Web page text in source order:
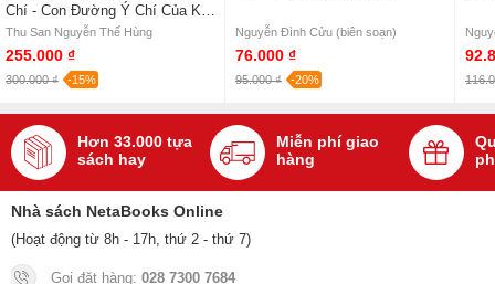
Chí - Con Đường Ý Chí Của Kẻ
Khởi Nghiệp Từ Khởi Nguyên
Đến Khi Thành Tựu
Thu San Nguyễn Thế Hùng
255.000 ₫
300.000 ₫ -15%
Nguyễn Đình Cửu (biên soạn)
76.000 ₫
95.000 ₫ -20%
Hơn 33.000 tựa
sách hay
Miễn phí giao
hàng
Nhà sách NetaBooks Online
(Hoạt động từ 8h - 17h, thứ 2 - thứ 7)
Gọi đặt hàng: 028 7300 7684